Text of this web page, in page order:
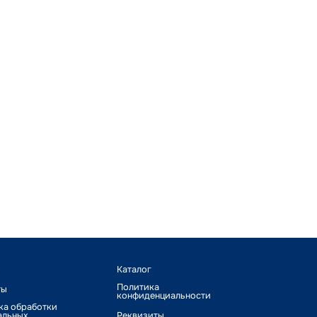
обработки
Каталог
Политика
конфиденциальности